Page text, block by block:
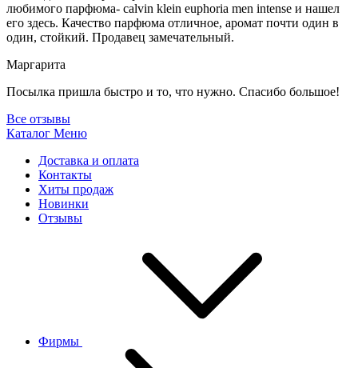
любимого парфюма- calvin klein euphoria men intense и нашел
его здесь. Качество парфюма отличное, аромат почти один в
один, стойкий. Продавец замечательный.
Маргарита
Посылка пришла быстро и то, что нужно. Спасибо большое!
Все отзывы
Каталог Меню
Доставка и оплата
Контакты
Хиты продаж
Новинки
Отзывы
Фирмы